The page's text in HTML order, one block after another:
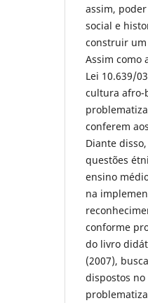
assim,
social e
construir um
Assim como
Lei 10.639/
cultura afro-
conferem
Diante
questões
ensino
na
conforme
do livro
(2007),
dispostos